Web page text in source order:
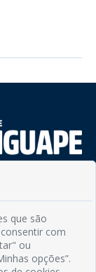
que são
com
ou
opções”.